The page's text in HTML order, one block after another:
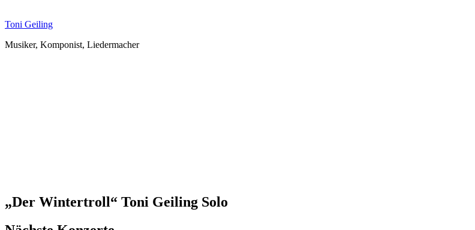
Toni Geiling
Musiker, Komponist, Liedermacher
„Der Wintertroll“ Toni Geiling Solo